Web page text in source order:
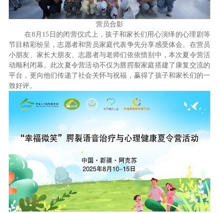
营员合影
在8月15日的闭营仪式上，孩子和家长们用心演绎的心理剧等
节目精彩纷呈，志愿者和营员家庭代表争先分享感受体会。在营员
小朋友、家长大朋友、志愿者与老师们依依惜别中，本次夏令营活
动顺利闭幕。此次夏令营活动不仅为唇腭裂家庭搭建了康复交流的
平台，更向他们传递了社会关怀与祝福，赢得了孩子和家长们的一
致好评。